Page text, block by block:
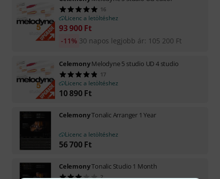
16
Licenc a letöltéshez
93 900 Ft
30 napos legjobb ár: 105 200 Ft
-11%
CelemonyMelodyne 5 studio UD 4 studio
17
Licenc a letöltéshez
10 890 Ft
CelemonyTonalic Arranger 1 Year
Licenc a letöltéshez
56 700 Ft
CelemonyTonalic Studio 1 Month
2